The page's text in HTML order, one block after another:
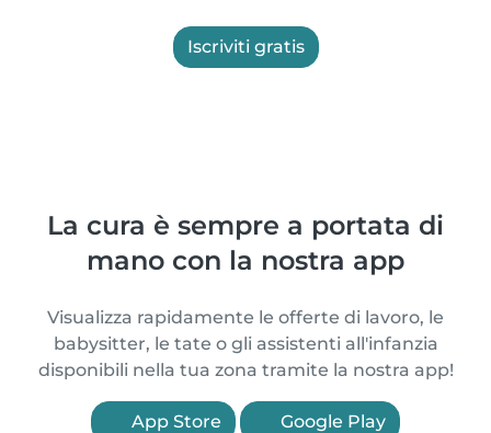
Iscriviti gratis
La cura è sempre a portata di
mano con la nostra app
Visualizza rapidamente le offerte di lavoro, le
babysitter, le tate o gli assistenti all'infanzia
disponibili nella tua zona tramite la nostra app!
App Store Google Play